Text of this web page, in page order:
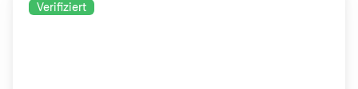
Verifiziert